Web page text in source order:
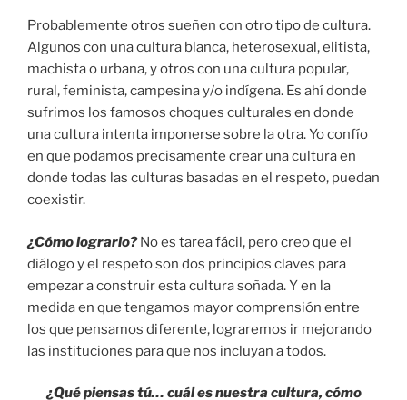
Probablemente otros sueñen con otro tipo de cultura.
Algunos con una cultura blanca, heterosexual, elitista,
machista o urbana, y otros con una cultura popular,
rural, feminista, campesina y/o indígena. Es ahí donde
sufrimos los famosos choques culturales en donde
una cultura intenta imponerse sobre la otra. Yo confío
en que podamos precisamente crear una cultura en
donde todas las culturas basadas en el respeto, puedan
coexistir.
¿Cómo lograrlo?No es tarea fácil, pero creo que el
diálogo y el respeto son dos principios claves para
empezar a construir esta cultura soñada. Y en la
medida en que tengamos mayor comprensión entre
los que pensamos diferente, lograremos ir mejorando
las instituciones para que nos incluyan a todos.
¿Qué piensas tú… cuál es nuestra cultura, cómo